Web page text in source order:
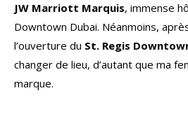
JW Marriott Marquis, immense
Downtown Dubai. Néanmoins,
l’ouverture du St. Regis
changer de lieu, d’autant que ma
marque.